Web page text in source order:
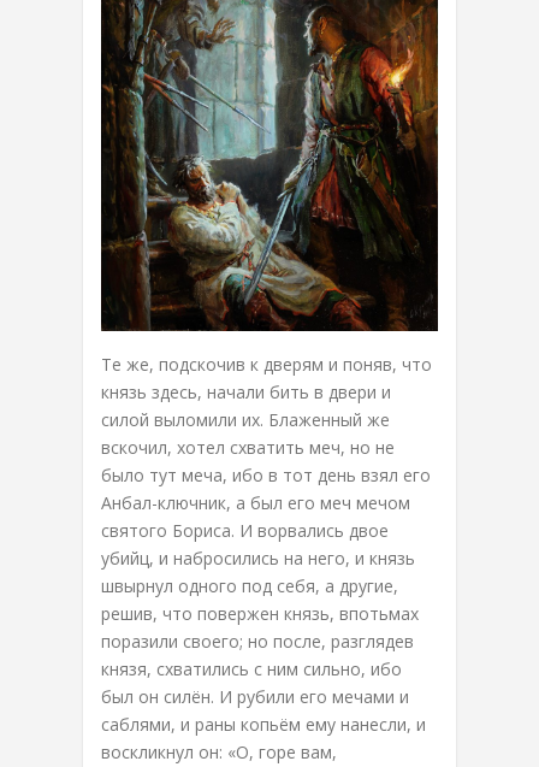
Те же, подскочив к дверям и поняв, что
князь здесь, начали бить в двери и
силой выломили их. Блаженный же
вскочил, хотел схватить меч, но не
было тут меча, ибо в тот день взял его
Анбал-ключник, а был его меч мечом
святого Бориса. И ворвались двое
убийц, и набросились на него, и князь
швырнул одного под себя, а другие,
решив, что повержен князь, впотьмах
поразили своего; но после, разглядев
князя, схватились с ним сильно, ибо
был он силён. И рубили его мечами и
саблями, и раны копьём ему нанесли, и
воскликнул он: «О, горе вам,